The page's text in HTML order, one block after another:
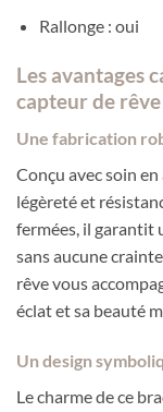
Rallonge : oui
Les avantages
capteur de rêve
Une fabrication
Conçu avec soin
légèreté et
fermées, il garantit
sans aucune
rêve vous
éclat et sa beauté
Un design
Le charme de ce